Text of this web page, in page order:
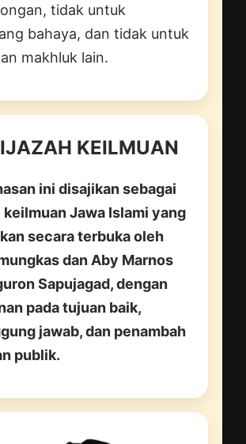
tidak untuk
bahaya, dan tidak untuk
makhluk lain.
KEILMUAN
ini disajikan sebagai
Jawa Islami yang
secara terbuka oleh
dan Aby Marnos
Sapujagad, dengan
pada tujuan baik,
jawab, dan penambah
publik.